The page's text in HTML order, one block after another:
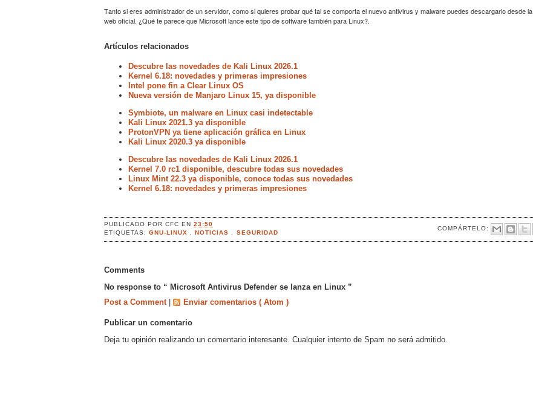
Tanto si eres administrador de un servidor, como si quieres probar qué tal se comporta el nuevo antivirus y malware puedes descargarlo desde la
web oficial. ¿Qué te parece que Microsoft lance este tipo de software también para Linux?.
Artículos relacionados
Descubre las novedades de Kali Linux 2026.1
Kernel 6.18: novedades y primeras impresiones
Intel pone fin a Clear Linux OS
Nueva versión de Manjaro Linux 15, ya disponible
Symbiote, un malware en Linux casi indetectable
Kali Linux 2021.3 ya disponible
ProtonVPN ya tiene aplicación gráfica en Linux
Kali Linux 2020.3 ya disponible
Descubre las novedades de Kali Linux 2026.1
Kernel 7.0 rc1 disponible, descubre todas sus novedades
Linux Mint 22.3 ya disponible, conoce todas sus novedades
Kernel 6.18: novedades y primeras impresiones
PUBLICADO PORCFCEN23:50
COMPÁRTELO:
ETIQUETAS:GNU-LINUX ,NOTICIAS SEGURIDAD
Comments
No response to “ Microsoft Antivirus Defender se lanza en Linux ”
Post a Comment
Enviar comentarios ( Atom )
Publicar un comentario
Deja tu opinión realizando un comentario interesante. Cualquier intento de Spam no será admitido.